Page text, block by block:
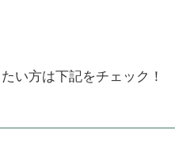
い方は下記をチェック！